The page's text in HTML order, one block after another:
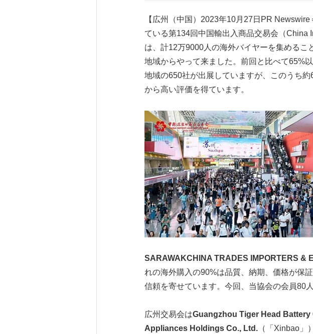
【広州（中国）2023年10月27日PR
ている第134回中国輸出入商品交易会（China
は、計12万9000人の海外バイヤーを集めるこ
地域からやって来ました。前回と比べて65%
地域の650社が出展していますが、このうち
から高い評価を得ています。
SARAWAKCHINA TRADES IMPORTERS &
れの海外購入の90%は品質、納期、価格が保
信頼を寄せています。今回、当協会の会員80
広州交易会はGuangzhou Tiger Head Battery
Appliances Holdings Co., Ltd.（「Xinbao」